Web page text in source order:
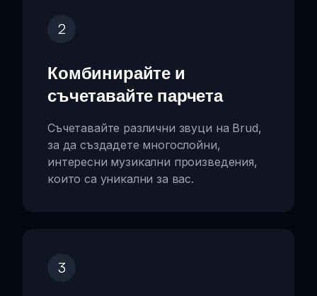
2
Комбинирайте и
съчетавайте парчета
Съчетавайте различни звуци на Brud,
за да създадете многослойни,
интересни музикални произведения,
които са уникални за вас.
3